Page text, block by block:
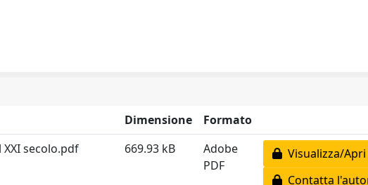
Dimensione
Formato
secolo.pdf
669.93 kB
Adobe
PDF
Visualizza/Apri
Contatta